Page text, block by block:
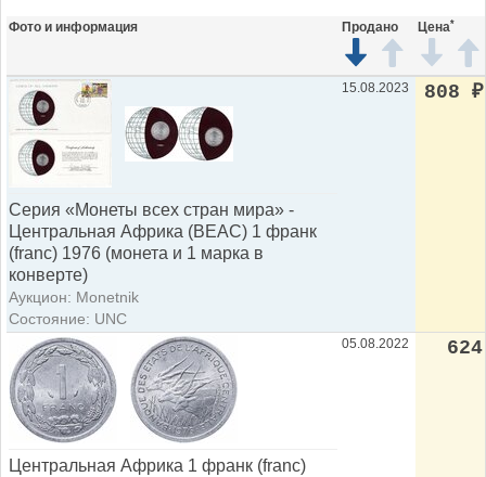
Фото и информация Продано Цена*
Серия «Монеты всех стран мира» -
Центральная Африка (BEAC) 1 франк
(franc) 1976 (монета и 1 марка в
конверте)
Аукцион: Monetnik
Состояние: UNC
15.08.2023 808 ₽
Центральная Африка 1 франк (franc)
05.08.2022 624